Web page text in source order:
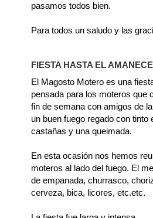
pasamos todos bien.
Para todos un saludo y las
FIESTA HASTA EL
El Magosto Motero es una
pensada para los moteros que
fin de semana con amigos de
un buen fuego regado con tinto
castañas y una queimada.
En esta ocasión nos hemos
moteros al lado del fuego. El
de empanada, churrasco,
cerveza, bica, licores, etc.etc.